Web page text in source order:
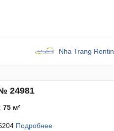
Nha Trang
24981
75 м²
Подробнее